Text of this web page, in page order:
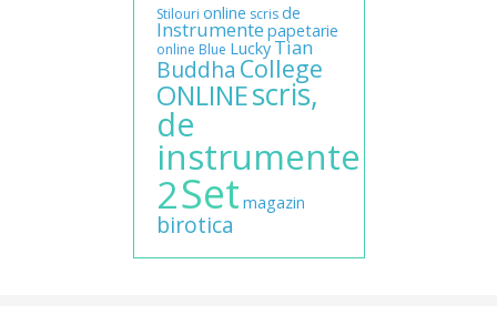
Stilouri online scris de
Instrumente papetarie
online Blue Lucky Tian
Buddha College
ONLINEscris,
de
instrumente
2Set magazin
birotica